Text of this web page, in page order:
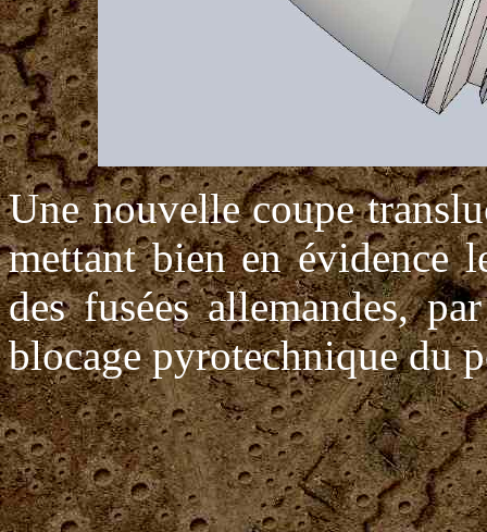
Une nouvelle coupe
mettant bien en évidence
des fusées allemandes,
blocage pyrotechnique du